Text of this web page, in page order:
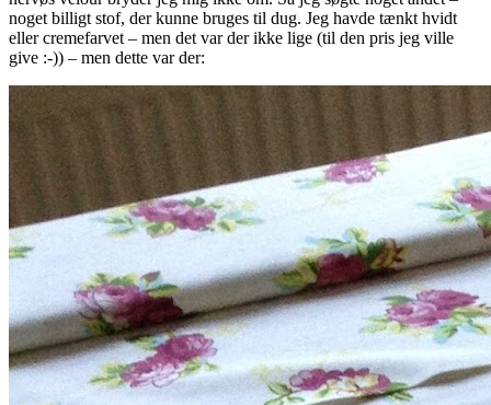
noget billigt stof, der kunne bruges til dug. Jeg havde tænkt hvidt
eller cremefarvet – men det var der ikke lige (til den pris jeg ville
give :-)) – men dette var der: